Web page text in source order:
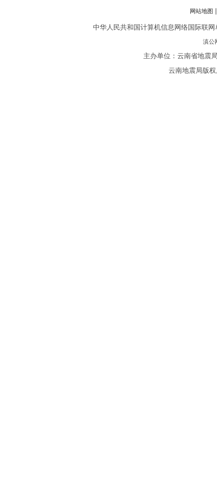
网站地图
中华人民共和国计算机信息网络国际联
滇公
主办单位：云南省地震
云南地震局版